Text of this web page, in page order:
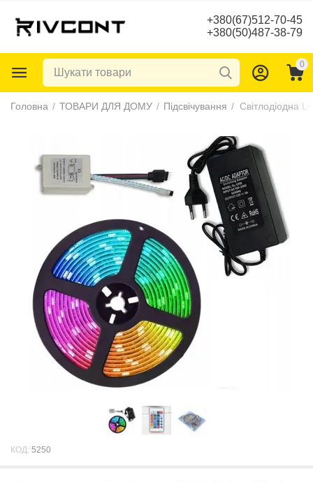
+380(67)512-70-45
+380(50)487-38-79
0
Головна / ТОВАРИ ДЛЯ ДОМУ / Підсвічування /
КОД: 5250